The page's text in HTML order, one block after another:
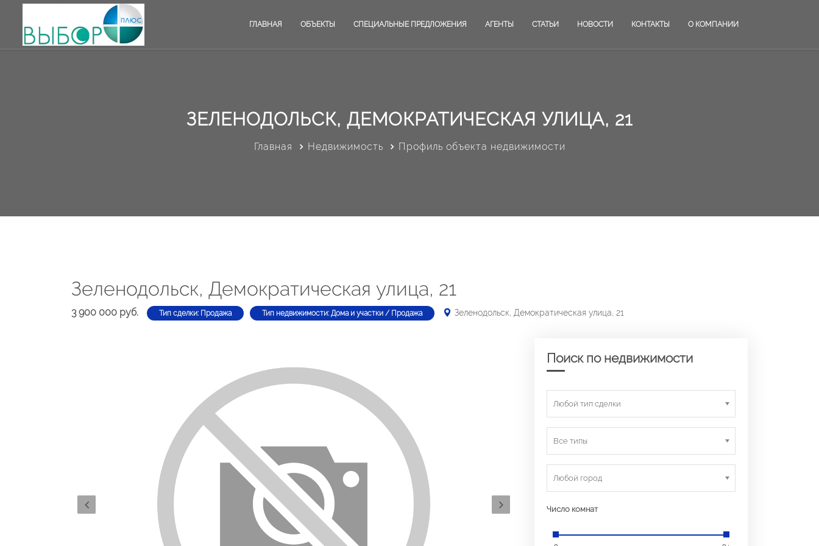
ГЛАВНАЯ ОБЪЕКТЫ СПЕЦИАЛЬНЫЕ ПРЕДЛОЖЕНИЯ АГЕНТЫ СТАТЬИ НОВОСТИ КОНТАКТЫ О КОМПАНИИ
ЗЕЛЕНОДОЛЬСК, ДЕМОКРАТИЧЕСКАЯ УЛИЦА, 21
Главная Недвижимость Профиль объекта недвижимости
Зеленодольск, Демократическая улица, 21
3 900 000 руб. Тип сделки: Продажа Тип недвижимости: Дома и участки / Продажа Зеленодольск, Демократическая улица, 21
Поиск по недвижимости
Любой тип сделки
Все типы
Любой город
Число комнат